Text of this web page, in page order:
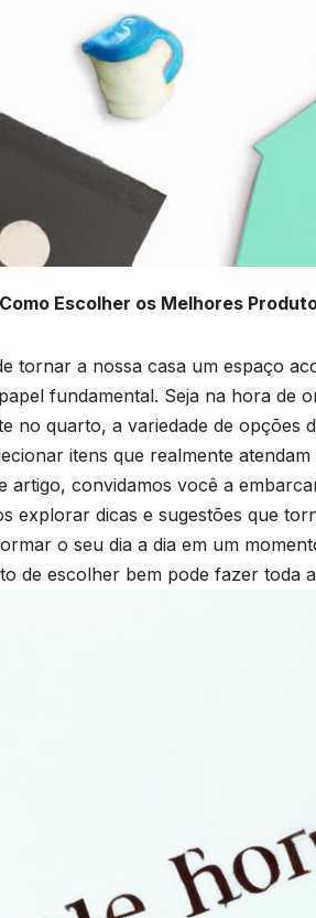
Escolher os Melhores
tornar a nossa casa um espaço
fundamental. Seja na​ hora de
⁣no quarto, a variedade de opções
itens que⁤ realmente
artigo, convidamos você a
explorar dicas ‍e sugestões que
o seu dia a dia em ⁢um
de escolher bem pode fazer toda